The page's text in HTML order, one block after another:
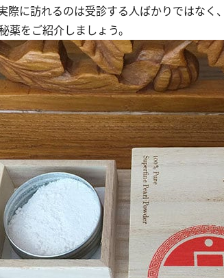
際に訪れるのは受診する人ばかりではな
薬をご紹介しましょう。